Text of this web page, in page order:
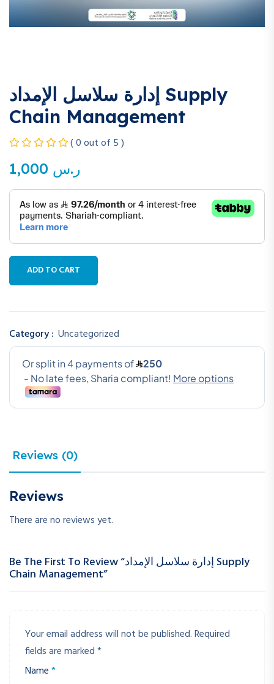
إدارة سلاسل الإمداد Supply
Chain Management
( 0 out of 5 )
1,000 ر.س
ADD TO CART
Category : Uncategorized
Reviews (0)
Reviews
There are no reviews yet.
Be The First To Review “إدارة سلاسل الإمداد Supply
Chain Management”
Your email address will not be published.Required
fields are marked*
Name*